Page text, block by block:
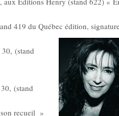
419 du Québec édition,
(stand
(stand
recueil »